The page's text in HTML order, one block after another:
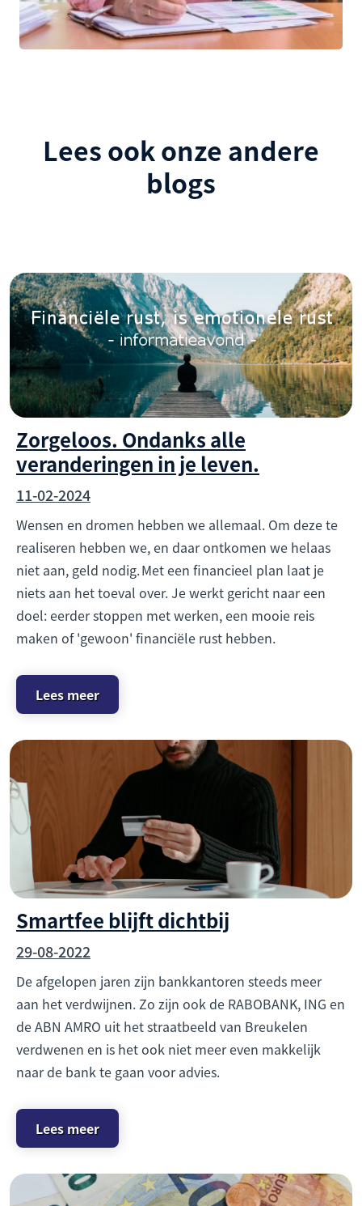
Lees ook onze andere
blogs
Zorgeloos. Ondanks alle
veranderingen in je leven.
11-02-2024
Wensen en dromen hebben we allemaal. Om deze te
realiseren hebben we, en daar ontkomen we helaas
niet aan, geld nodig. Met een financieel plan laat je
niets aan het toeval over. Je werkt gericht naar een
doel: eerder stoppen met werken, een mooie reis
maken of 'gewoon' financiële rust hebben.
Lees meer
Smartfee blijft dichtbij
29-08-2022
De afgelopen jaren zijn bankkantoren steeds meer
aan het verdwijnen. Zo zijn ook de RABOBANK, ING en
de ABN AMRO uit het straatbeeld van Breukelen
verdwenen en is het ook niet meer even makkelijk
naar de bank te gaan voor advies.
Lees meer